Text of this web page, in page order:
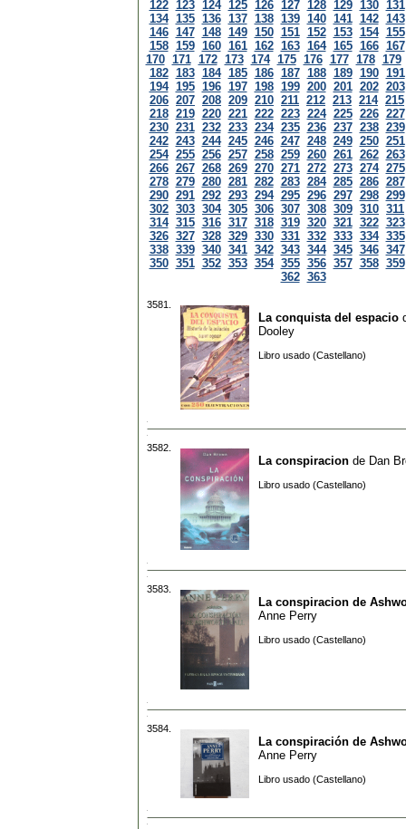
122 123 124 125 126 127 128 129 130 131
134 135 136 137 138 139 140 141 142 143
146 147 148 149 150 151 152 153 154 155
158 159 160 161 162 163 164 165 166 167
170 171 172 173 174 175 176 177 178 179
182 183 184 185 186 187 188 189 190 191
194 195 196 197 198 199 200 201 202 203
206 207 208 209 210 211 212 213 214 215
218 219 220 221 222 223 224 225 226 227
230 231 232 233 234 235 236 237 238 239
242 243 244 245 246 247 248 249 250 251
254 255 256 257 258 259 260 261 262 263
266 267 268 269 270 271 272 273 274 275
278 279 280 281 282 283 284 285 286 287
290 291 292 293 294 295 296 297 298 299
302 303 304 305 306 307 308 309 310 311
314 315 316 317 318 319 320 321 322 323
326 327 328 329 330 331 332 333 334 335
338 339 340 341 342 343 344 345 346 347
350 351 352 353 354 355 356 357 358 359
362 363
3581.
La conquista del espacio
Dooley
Libro usado (Castellano)
3582.
La conspiracion de Dan
Libro usado (Castellano)
3583.
La conspiracion de
Anne Perry
Libro usado (Castellano)
3584.
La conspiración de
Anne Perry
Libro usado (Castellano)